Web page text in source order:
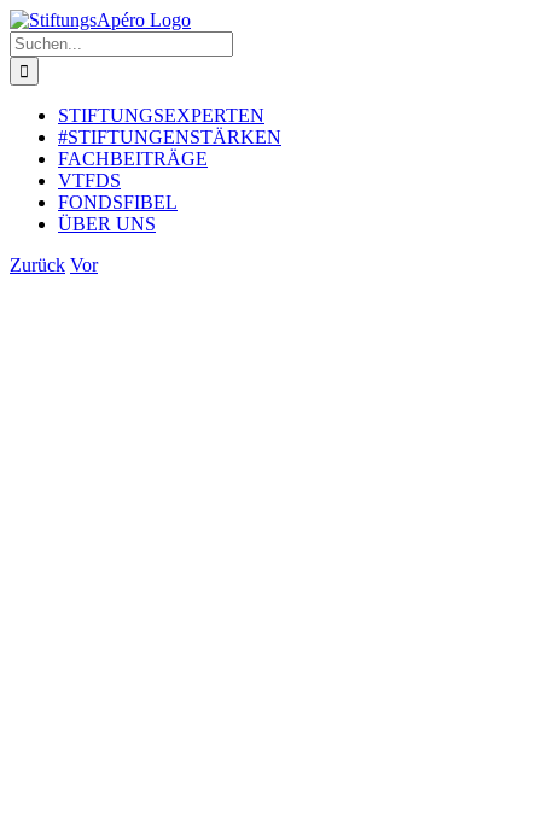
Zum
Inhalt
springen
Suche
nach:
STIFTUNGSEXPERTEN
#STIFTUNGENSTÄRKEN
FACHBEITRÄGE
VTFDS
FONDSFIBEL
ÜBER UNS
Zurück Vor